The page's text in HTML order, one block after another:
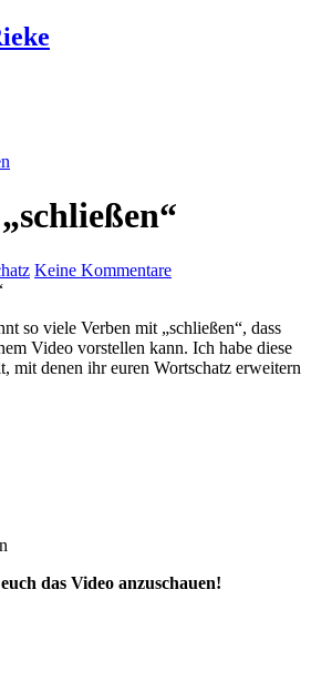
Keine Kommentare
so viele Verben mit „schließen“, dass
Video vorstellen kann. Ich habe diese
mit denen ihr euren Wortschatz erweitern
das Video anzuschauen!